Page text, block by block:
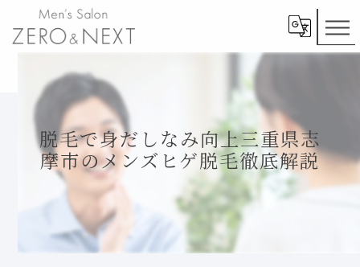
脱毛で身だしなみ向上三重県志
摩市のメンズヒゲ脱毛徹底解説